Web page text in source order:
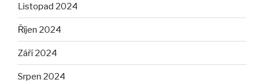
Listopad 2024
Říjen 2024
Září 2024
Srpen 2024